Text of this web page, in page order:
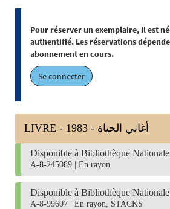
Pour réserver un exemplaire, il est
authentifié. Les réservations
abonnement en cours.
Se connecter
LIVRE - 1983 - أغاني الحياة
Disponible à Bibliothèque
A-8-245089 En rayon
Disponible à Bibliothèque
A-8-99607 En rayon, STACKS